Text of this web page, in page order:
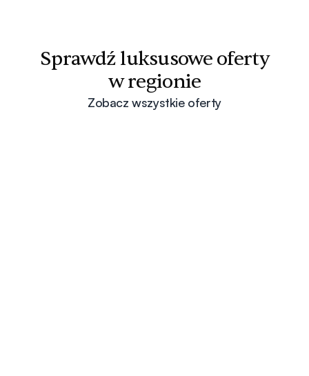
Sprawdź luksusowe oferty
w regionie
Zobacz wszystkie oferty